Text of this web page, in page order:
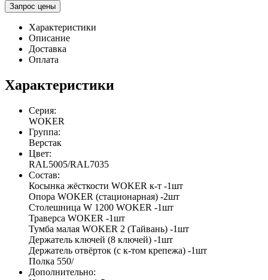
Запрос цены
Характеристики
Описание
Доставка
Оплата
Характеристики
Серия:
WOKER
Группа:
Верстак
Цвет:
RAL5005/RAL7035
Состав:
Косынка жёсткости WOKER к-т -1шт
Опора WOKER (стационарная) -2шт
Столешница W 1200 WOKER -1шт
Траверса WOKER -1шт
Тумба малая WOKER 2 (Тайвань) -1шт
Держатель ключей (8 ключей) -1шт
Держатель отвёрток (с к-том крепежа) -1шт
Полка 550/
Дополнительно: